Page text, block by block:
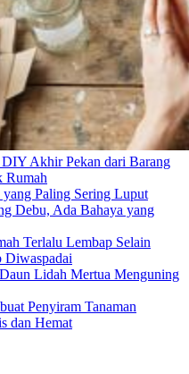
Akhir Pekan dari Barang
Rumah
yang Paling Sering Luput
Debu, Ada Bahaya yang
Terlalu Lembap Selain
Diwaspadai
Lidah Mertua Menguning
Penyiram Tanaman
dan Hemat